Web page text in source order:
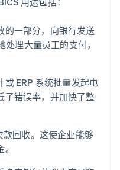
的一部分，向银行发送
理大量员工的支付，
或 ERP 系统批量发起电
了错误率，并加快了整
款回收。这使企业能够